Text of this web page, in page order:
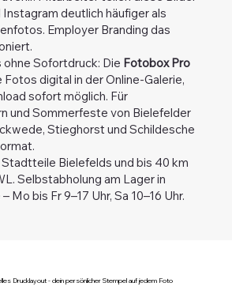
Instagram deutlich häufiger als
Employer Branding das
ohne Sofortdruck: Die Fotobox Pro
Fotos digital in der Online-Galerie,
sofort möglich. Für
und Sommerfeste von Bielefelder
Stieghorst und Schildesche
Stadtteile Bielefelds und bis 40 km
Selbstabholung am Lager in
Mo bis Fr 9–17 Uhr, Sa 10–16 Uhr.
Drucklayout - dein persönlicher Stempel auf jedem Foto